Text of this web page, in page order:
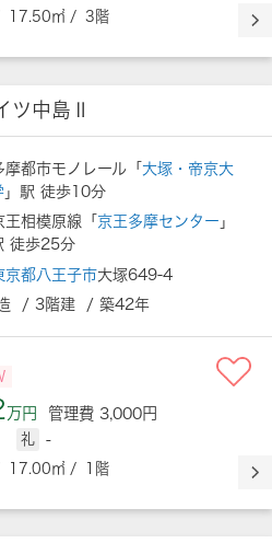
/ 17.50㎡ / 3階
ツ中島Ⅱ
摩都市モノレール「 大塚・帝京大
」駅 徒歩10分
王相模原線「京王多摩センター 」
徒歩25分
京都八王子市大塚649-4
/ 3階建 / 築42年
万円 管理費 3,000円
礼
-
17.00㎡ / 1階